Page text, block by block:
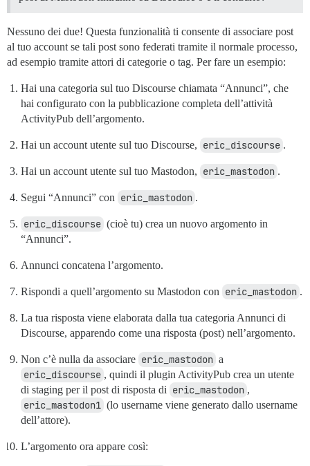
Nessuno dei due! Questa funzionalità ti consente di associare post
al tuo account se tali post sono federati tramite il normale processo,
ad esempio tramite attori di categorie o tag. Per fare un esempio:
Hai una categoria sul tuo Discourse chiamata “Annunci”, che
hai configurato con la pubblicazione completa dell’attività
ActivityPub dell’argomento.
Hai un account utente sul tuo Discourse, eric_discourse .
Hai un account utente sul tuo Mastodon, eric_mastodon .
Segui “Annunci” con eric_mastodon .
eric_discourse (cioè tu) crea un nuovo argomento in
“Annunci”.
Annunci concatena l’argomento.
Rispondi a quell’argomento su Mastodon con eric_mastodon .
La tua risposta viene elaborata dalla tua categoria Annunci di
Discourse, apparendo come una risposta (post) nell’argomento.
Non c’è nulla da associare eric_mastodon a
eric_discourse , quindi il plugin ActivityPub crea un utente
di staging per il post di risposta di eric_mastodon ,
eric_mastodon1 (lo username viene generato dallo username
dell’attore).
L’argomento ora appare così: